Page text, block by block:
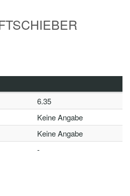
6.35
Keine Angabe
Keine Angabe
-